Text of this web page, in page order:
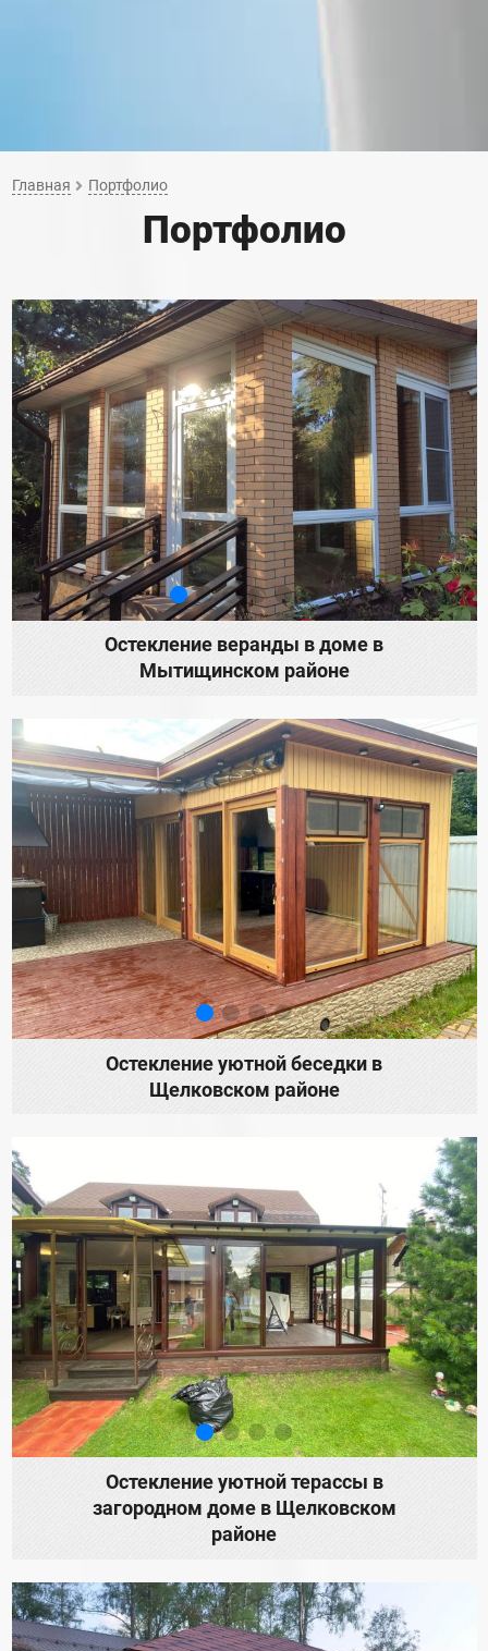
Главная Портфолио
Портфолио
Остекление веранды в доме в
Мытищинском районе
Остекление уютной беседки в
Щелковском районе
Остекление уютной терассы в
загородном доме в Щелковском
районе